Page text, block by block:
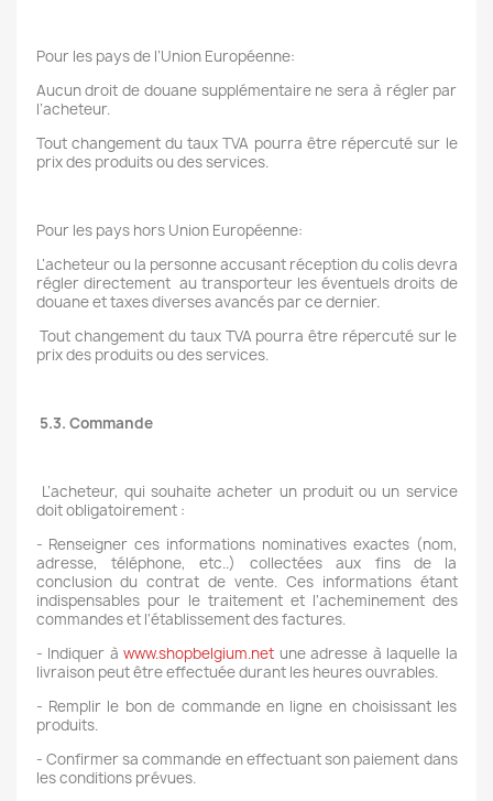
Pour les pays de l’Union Européenne:
Aucun droit de douane supplémentaire ne sera à régler par
l’acheteur.
Tout changement du taux TVA pourra être répercuté sur le
prix des produits ou des services.
Pour les pays hors Union Européenne:
L’acheteur ou la personne accusant réception du colis devra
régler directement au transporteur les éventuels droits de
douane et taxes diverses avancés par ce dernier.
Tout changement du taux TVA pourra être répercuté sur le
prix des produits ou des services.
5.3. Commande
L’acheteur, qui souhaite acheter un produit ou un service
doit obligatoirement :
- Renseigner ces informations nominatives exactes (nom,
adresse, téléphone, etc..) collectées aux fins de la
conclusion du contrat de vente. Ces informations étant
indispensables pour le traitement et l'acheminement des
commandes et l'établissement des factures.
- Indiquer à www.shopbelgium.net une adresse à laquelle la
livraison peut être effectuée durant les heures ouvrables.
- Remplir le bon de commande en ligne en choisissant les
produits.
- Confirmer sa commande en effectuant son paiement dans
les conditions prévues.